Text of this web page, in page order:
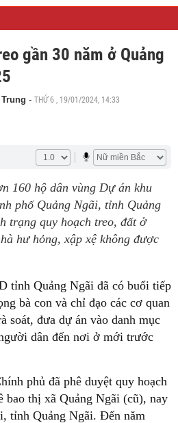
gần 30 năm ở Quảng
- THỨ 6 , 19/01/2024, 14:33
160 hộ dân vùng Dự án khu
phố Quảng Ngãi, tỉnh Quảng
trạng quy hoạch treo, đất ở
hư hỏng, xập xệ không được
tỉnh Quảng Ngãi đã có buổi tiếp
bà con và chỉ đạo các cơ quan
soát, đưa dự án vào danh mục
dân đến nơi ở mới trước
phủ đã phê duyệt quy hoạch
bao thị xã Quảng Ngãi (cũ), nay
tỉnh Quảng Ngãi. Đến năm